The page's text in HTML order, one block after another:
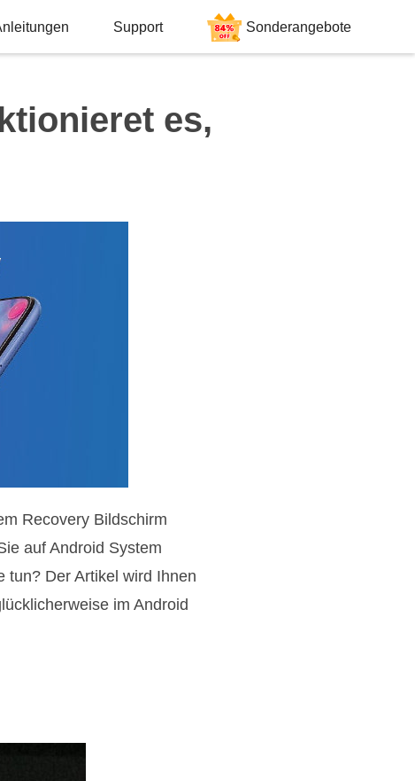
Support Sonderangebote
es,
Recovery Bildschirm
auf Android System
tun? Der Artikel wird Ihnen
im Android